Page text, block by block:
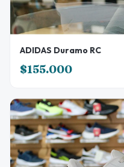
ADIDAS Duramo RC
$155.000